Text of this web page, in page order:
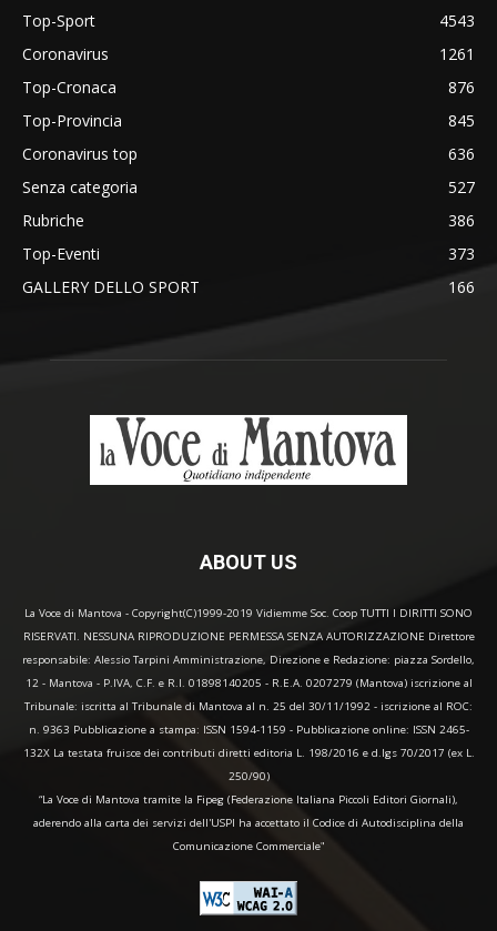
Top-Sport
4543
Coronavirus
1261
Top-Cronaca
876
Top-Provincia
845
Coronavirus top
636
Senza categoria
527
Rubriche
386
Top-Eventi
373
GALLERY DELLO SPORT
166
ABOUT US
La Voce di Mantova - Copyright(C)1999-2019 Vidiemme Soc. Coop TUTTI I DIRITTI SONO
RISERVATI. NESSUNA RIPRODUZIONE PERMESSA SENZA AUTORIZZAZIONE Direttore
responsabile: Alessio Tarpini Amministrazione, Direzione e Redazione: piazza Sordello,
12 - Mantova - P.IVA, C.F. e R.I. 01898140205 - R.E.A. 0207279 (Mantova) iscrizione al
Tribunale: iscritta al Tribunale di Mantova al n. 25 del 30/11/1992 - iscrizione al ROC:
n. 9363 Pubblicazione a stampa: ISSN 1594-1159 - Pubblicazione online: ISSN 2465-
132X La testata fruisce dei contributi diretti editoria L. 198/2016 e d.lgs 70/2017 (ex L.
250/90)
“La Voce di Mantova tramite la Fipeg (Federazione Italiana Piccoli Editori Giornali),
aderendo alla carta dei servizi dell'USPI ha accettato il Codice di Autodisciplina della
Comunicazione Commerciale"